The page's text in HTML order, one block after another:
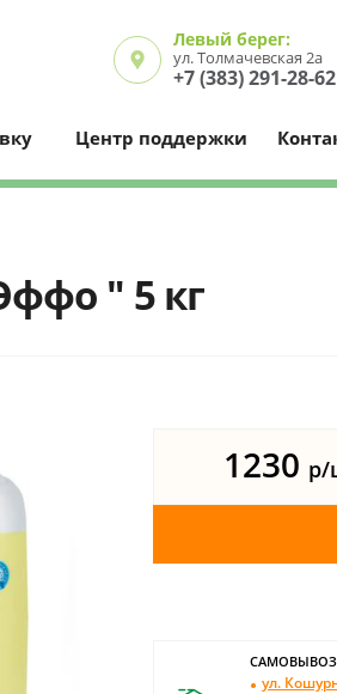
Левый берег:
ул. Толмачевская 2а
+7 (383) 291-28-62
Центр поддержки
" 5 кг
1230 р/
САМОВЫВОЗ
ул.